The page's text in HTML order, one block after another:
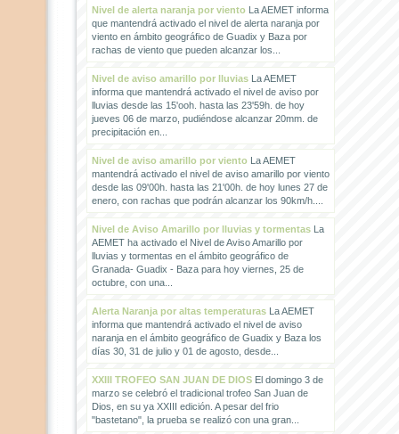
Nivel de alerta naranja por vientoLa AEMET informa
que mantendrá activado el nivel de alerta naranja por
viento en ámbito geográfico de Guadix y Baza por
rachas de viento que pueden alcanzar los...
Nivel de aviso amarillo por lluviasLa AEMET
informa que mantendrá activado el nivel de aviso por
lluvias desde las 15'ooh. hasta las 23'59h. de hoy
jueves 06 de marzo, pudiéndose alcanzar 20mm. de
precipitación en...
Nivel de aviso amarillo por vientoLa AEMET
mantendrá activado el nivel de aviso amarillo por viento
desde las 09'00h. hasta las 21'00h. de hoy lunes 27 de
enero, con rachas que podrán alcanzar los 90km/h....
Nivel de Aviso Amarillo por lluvias y tormentasLa
AEMET ha activado el Nivel de Aviso Amarillo por
lluvias y tormentas en el ámbito geográfico de
Granada- Guadix - Baza para hoy viernes, 25 de
octubre, con una...
Alerta Naranja por altas temperaturasLa AEMET
informa que mantendrá activado el nivel de aviso
naranja en el ámbito geográfico de Guadix y Baza los
días 30, 31 de julio y 01 de agosto, desde...
XXIII TROFEO SAN JUAN DE DIOSEl domingo 3 de
marzo se celebró el tradicional trofeo San Juan de
Dios, en su ya XXIII edición. A pesar del frio
"bastetano", la prueba se realizó con una gran...